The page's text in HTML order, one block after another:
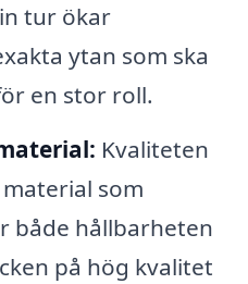
tur ökar
ytan som ska
en stor roll.
Kvaliteten
som
både hållbarheten
på hög kvalitet